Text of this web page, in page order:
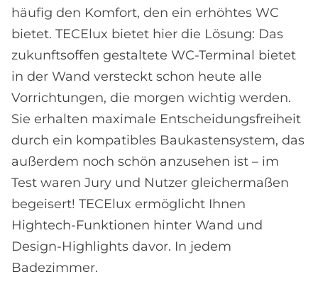
häufig den Komfort, den ein erhöhtes WC
bietet. TECElux bietet hier die Lösung: Das
zukunftsoffen gestaltete WC-Terminal bietet
in der Wand versteckt schon heute alle
Vorrichtungen, die morgen wichtig werden.
Sie erhalten maximale Entscheidungsfreiheit
durch ein kompatibles Baukastensystem, das
außerdem noch schön anzusehen ist – im
Test waren Jury und Nutzer gleichermaßen
begeisert! TECElux ermöglicht Ihnen
Hightech-Funktionen hinter Wand und
Design-Highlights davor. In jedem
Badezimmer.